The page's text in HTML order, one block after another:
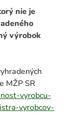
nie je
výrobok
MŽP SR
vyrobcu-
vyrobcov-